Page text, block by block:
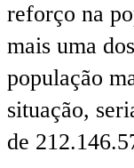
reforço na
mais uma
população
situação,
de